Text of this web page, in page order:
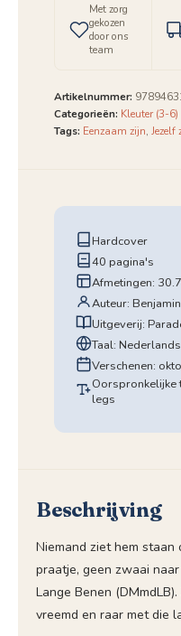
Met zorg
gekozen
door ons
team
Artikelnummer:
Categorieën: Kleuter (3-6)
Tags: Eenzaam zijn, Jezelf
Hardcover
40 pagina's
Afmetingen:
Auteur:
Uitgeverij:
Taal: Nederlands
Verschenen:
Oorspronkelijke
legs
Beschrijving
Niemand ziet hem staan
praatje, geen zwaai
Lange Benen
vreemd en raar met die